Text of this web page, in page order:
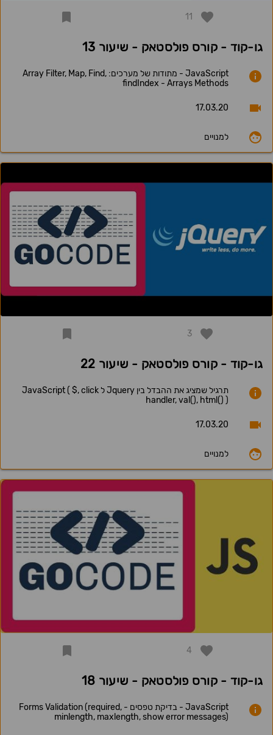
11
גו-קוד - קורס פולסטאק - שיעור 13
JavaScript - מתודות של מערכים: Array Filter, Map, Find,
findIndex - Arrays Methods
17.03.20
למנויים
3
גו-קוד - קורס פולסטאק - שיעור 22
תרגיל שמציג את ההבדל בין Jquery ל JavaScript ( $, click
handler, val(), html() )
17.03.20
למנויים
4
גו-קוד - קורס פולסטאק - שיעור 18
JavaScript - בדיקת טפסים - Forms Validation (required,
minlength, maxlength, show error messages)